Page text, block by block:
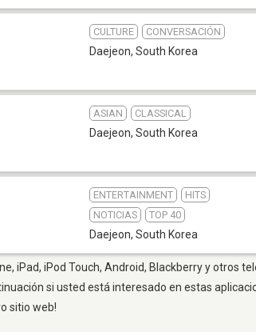
CULTURE CONVERSACIÓN
Daejeon, South Korea
ASIAN CLASSICAL
Daejeon, South Korea
ENTERTAINMENT
HITS
NOTICIAS
TOP 40
Daejeon, South Korea
iPad, iPod Touch, Android, Blackberry y otros
si usted está interesado en estas
sitio web!